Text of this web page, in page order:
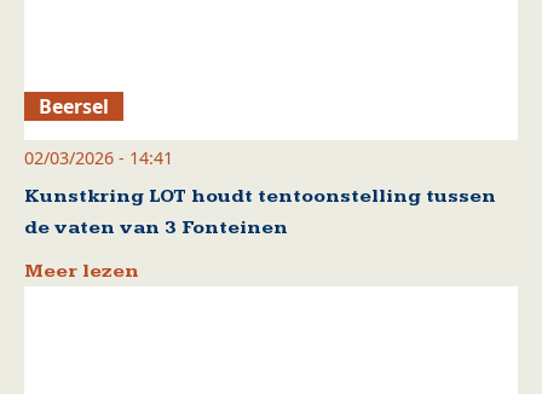
Beersel
02/03/2026 - 14:41
Kunstkring LOT houdt tentoonstelling tussen
de vaten van 3 Fonteinen
Meer lezen